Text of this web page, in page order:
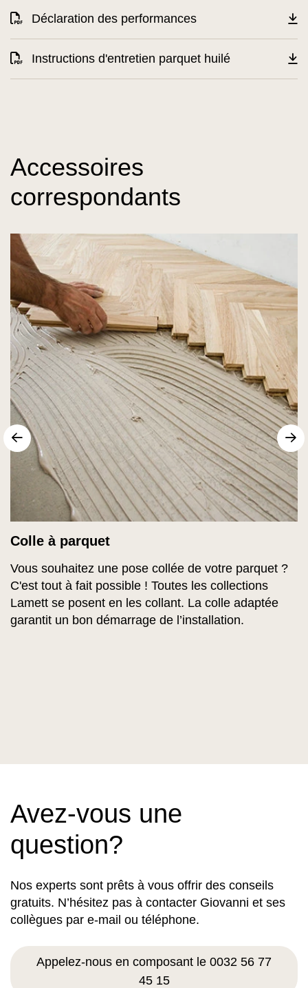
Déclaration des performances
Instructions d'entretien parquet huilé
Accessoires
correspondants
Colle à parquet
Vous souhaitez une pose collée de votre parquet ?
C'est tout à fait possible ! Toutes les collections
Lamett se posent en les collant. La colle adaptée
garantit un bon démarrage de l’installation.
sr.arrow prev
Avez-vous une
question?
Nos experts sont prêts à vous offrir des conseils
gratuits. N’hésitez pas à contacter Giovanni et ses
collègues par e-mail ou téléphone.
Appelez-nous en composant le 0032 56 77
45 15